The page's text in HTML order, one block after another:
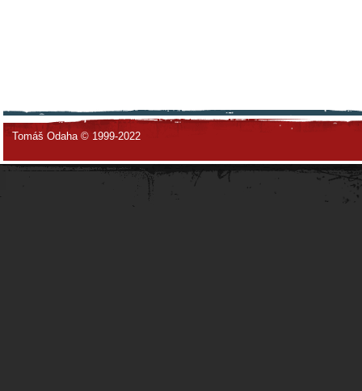
Tomáš Odaha © 1999-2022